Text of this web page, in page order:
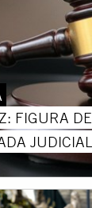
FIGURA